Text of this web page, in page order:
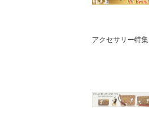
アクセサリー特集